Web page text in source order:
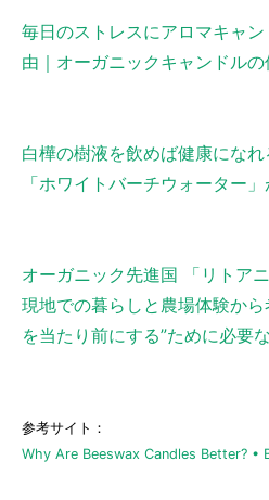
毎日のストレスにアロマキャ
由｜オーガニックキャンドル
白樺の樹液を飲めば健康にな
「ホワイトバーチウォーター
オーガニック先進国 「リトア
現地での暮らしと農場体験か
を当たり前にする”ために必要
参考サイト：
Why Are Beeswax Candles Better? •